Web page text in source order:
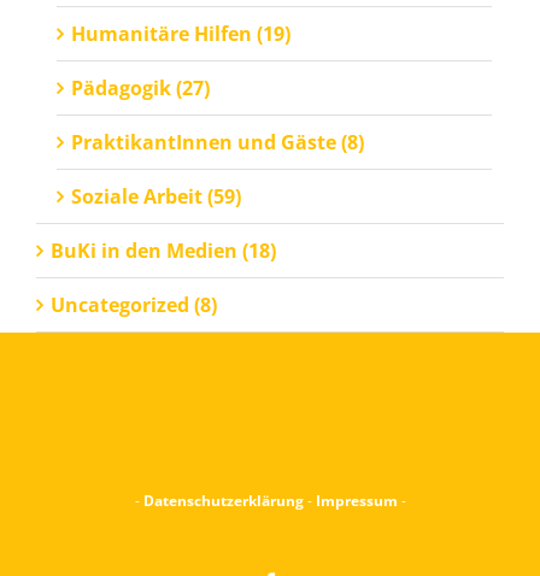
Humanitäre Hilfen (19)
Pädagogik (27)
PraktikantInnen und Gäste (8)
Soziale Arbeit (59)
BuKi in den Medien (18)
Uncategorized (8)
- Datenschutzerklärung- Impressum -